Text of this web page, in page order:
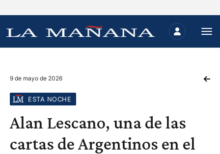
9 de mayo de 2026
ESTA NOCHE
Alan Lescano, una de las
cartas de Argentinos en el